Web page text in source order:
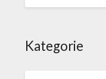
Kategorie